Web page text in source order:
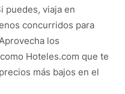
puedes, viaja en
concurridos para
los
Hoteles.com que te
más bajos en el